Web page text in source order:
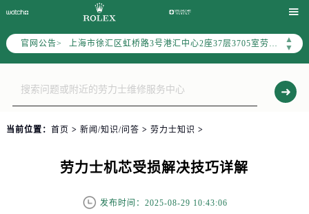

官网公告>
▲
▼
上海市徐汇区虹桥路3号港汇中心2座37层3705室劳力士售后服务中心（需提前预约）
节假日正常营业！
当前位置： 首页 > 新闻/知识/问答 > 劳力士知识 >
劳力士机芯受损解决技巧详解
发布时间：2025-08-29 10:43:06